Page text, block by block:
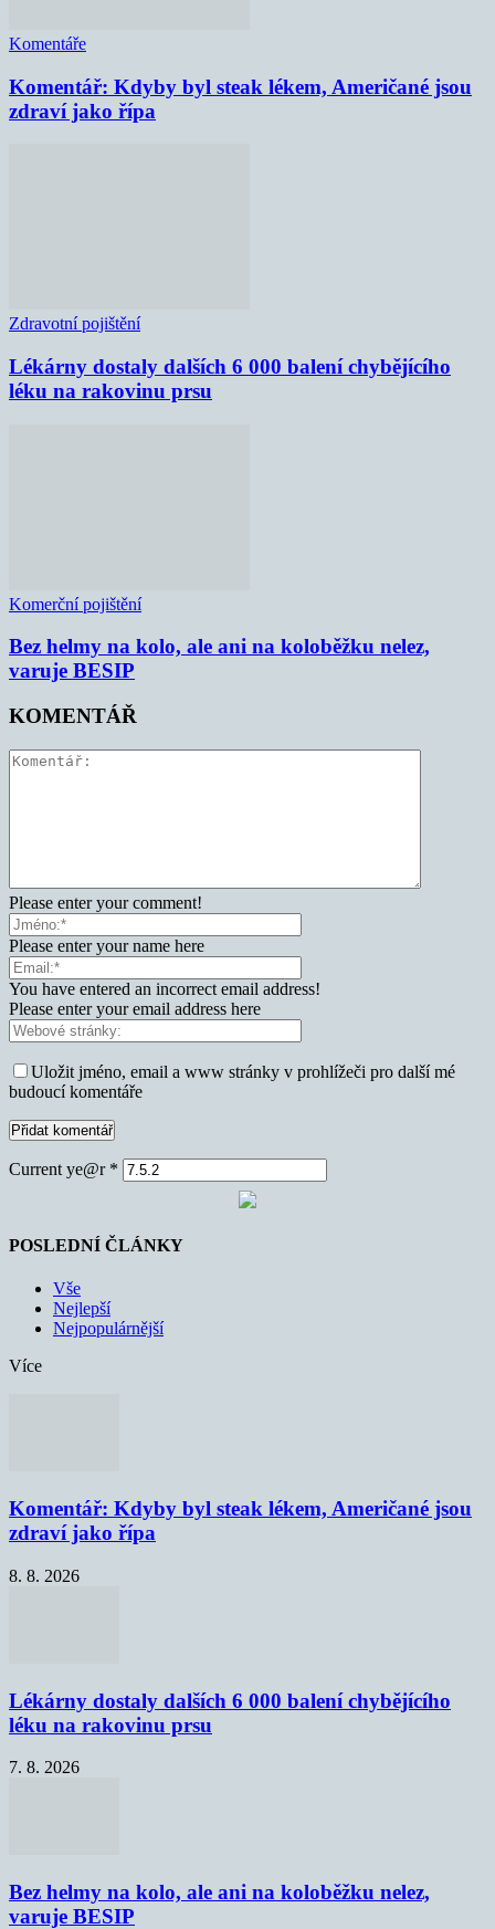
Komentáře
Komentář: Kdyby byl steak lékem, Američané jsou
zdraví jako řípa
Zdravotní pojištění
Lékárny dostaly dalších 6 000 balení chybějícího
léku na rakovinu prsu
Komerční pojištění
Bez helmy na kolo, ale ani na koloběžku nelez,
varuje BESIP
KOMENTÁŘ
Please enter your comment!
Please enter your name here
You have entered an incorrect email address!
Please enter your email address here
Uložit jméno, email a www stránky v prohlížeči pro další mé
budoucí komentáře
Current ye@r *
POSLEDNÍ ČLÁNKY
Vše
Nejlepší
Nejpopulárnější
Více
Komentář: Kdyby byl steak lékem, Američané jsou
zdraví jako řípa
8. 8. 2026
Lékárny dostaly dalších 6 000 balení chybějícího
léku na rakovinu prsu
7. 8. 2026
Bez helmy na kolo, ale ani na koloběžku nelez,
varuje BESIP